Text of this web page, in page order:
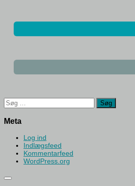
Søg
efter:
Meta
Log ind
Indlægsfeed
Kommentarfeed
WordPress.org